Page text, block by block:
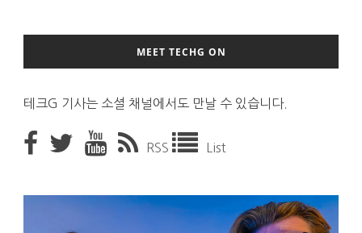
MEET TECHG ON
테크G 기사는 소셜 채널에서도 만날 수 있습니다.
RSS List